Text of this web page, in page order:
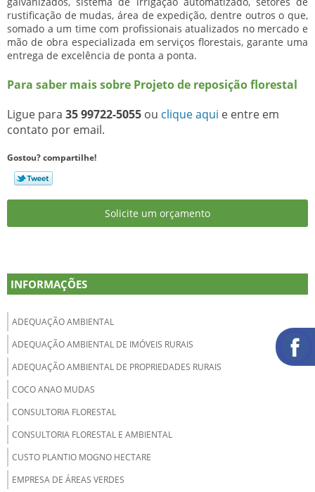
rustificação de mudas, área de expedição, dentre outros o que,
somado a um time com profissionais atualizados no mercado e
mão de obra especializada em serviços florestais, garante uma
entrega de excelência de ponta a ponta.
Para saber mais sobre Projeto de reposição florestal
Ligue para 35 99722-5055 ou clique aqui e entre em
contato por email.
Gostou? compartilhe!
Solicite um orçamento
INFORMAÇÕES
ADEQUAÇÃO AMBIENTAL
ADEQUAÇÃO AMBIENTAL DE IMÓVEIS RURAIS
ADEQUAÇÃO AMBIENTAL DE PROPRIEDADES RURAIS
COCO ANAO MUDAS
CONSULTORIA FLORESTAL
CONSULTORIA FLORESTAL E AMBIENTAL
CUSTO PLANTIO MOGNO HECTARE
EMPRESA DE ÁREAS VERDES